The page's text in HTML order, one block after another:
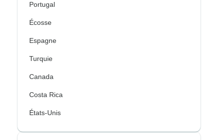
Portugal
Écosse
Espagne
Turquie
Canada
Costa Rica
États-Unis